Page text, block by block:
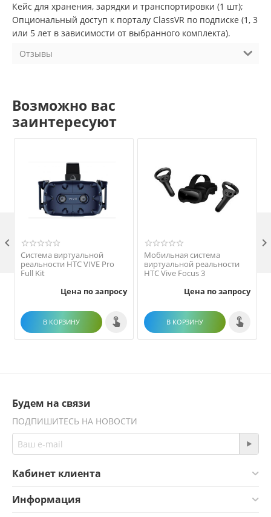
Кейс для хранения, зарядки и транспортировки (1 шт);
Опциональный доступ к порталу ClassVR по подписке (1, 3
или 5 лет в зависимости от выбранного комплекта).
Отзывы
Возможно вас
заинтересуют
Система виртуальной
реальности HTC VIVE Pro
Full Kit
Цена по запросу
В КОРЗИНУ
Мобильная система
виртуальной реальности
HTC Vive Focus 3
Цена по запросу
В КОРЗИНУ
 
Будем на связи
ПОДПИШИТЕСЬ НА НОВОСТИ
Кабинет клиента
Информация